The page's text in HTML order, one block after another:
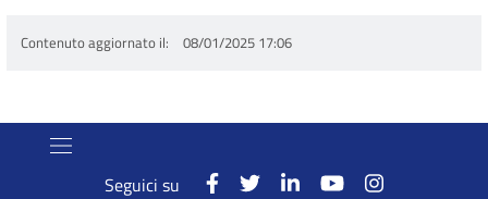
Contenuto aggiornato il 08/01/2025 17:06
Seguici su